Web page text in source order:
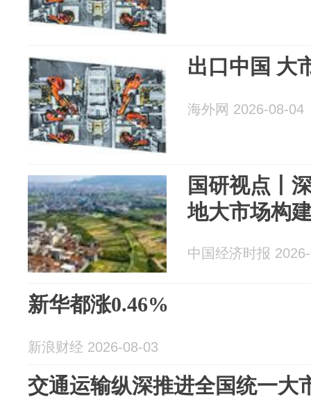
出口中国 大
海外网 2026-08-04
国研视点丨
地大市场构
中国经济时报
新华都涨0.46%
新浪财经 2026-08-03
交通运输纵深推进全国统一大